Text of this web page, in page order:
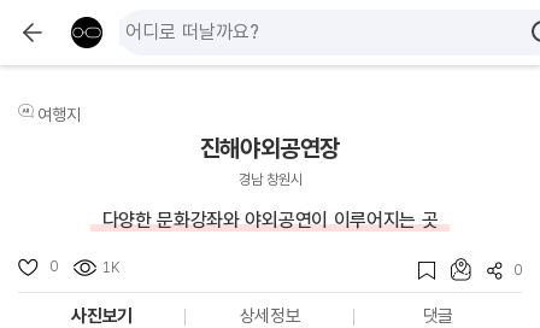
여행지
진해야외공연장
경남 창원시
다양한 문화강좌와 야외공연이 이루어지는 곳
0 1K 0
사진보기 상세정보 댓글